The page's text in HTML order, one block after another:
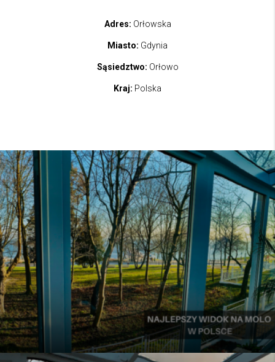
Adres: Orłowska
Miasto: Gdynia
Sąsiedztwo: Orłowo
Kraj: Polska